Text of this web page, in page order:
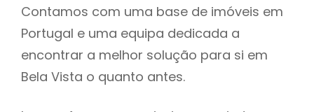
Contamos com uma base de imóveis em
Portugal e uma equipa dedicada a
encontrar a melhor solução para si em
Bela Vista o quanto antes.